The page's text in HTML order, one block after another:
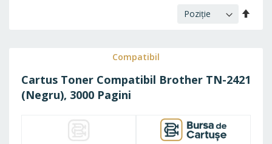
Compatibil
Cartus Toner Compatibil Brother TN-2421
(Negru), 3000 Pagini